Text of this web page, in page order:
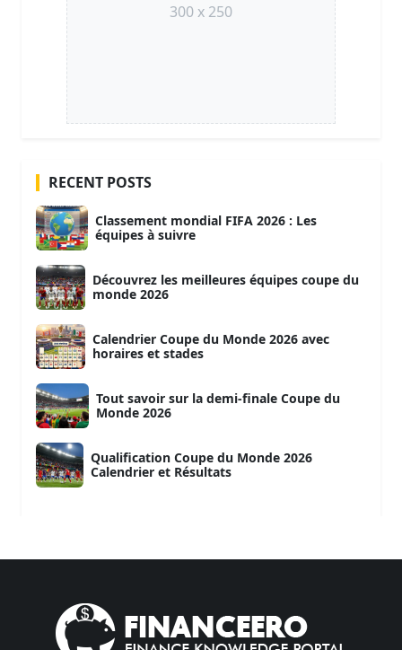
300 x 250
RECENT POSTS
Classement mondial FIFA 2026 : Les
équipes à suivre
Découvrez les meilleures équipes coupe du
monde 2026
Calendrier Coupe du Monde 2026 avec
horaires et stades
Tout savoir sur la demi-finale Coupe du
Monde 2026
Qualification Coupe du Monde 2026
Calendrier et Résultats